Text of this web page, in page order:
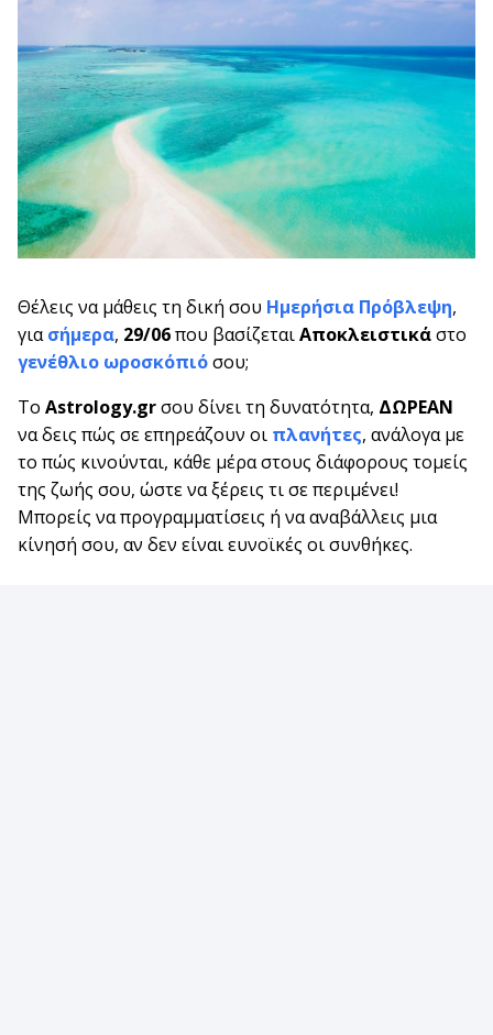
Θέλεις να μάθεις τη δική σου Ημερήσια Πρόβλεψη,
γιασήμερα, 29/06που βασίζεταιΑποκλειστικάστο
γενέθλιο ωροσκόπιόσου;
Το Astrology.grσου δίνει τη δυνατότητα, ΔΩΡΕΑΝ
να δεις πώς σε επηρεάζουν οι πλανήτες, ανάλογα με
το πώς κινούνται, κάθε μέρα στους διάφορους τομείς
της ζωής σου, ώστε να ξέρεις τι σε περιμένει!
Μπορείς να προγραμματίσεις ή να αναβάλλεις μια
κίνησή σου, αν δεν είναι ευνοϊκές οι συνθήκες.